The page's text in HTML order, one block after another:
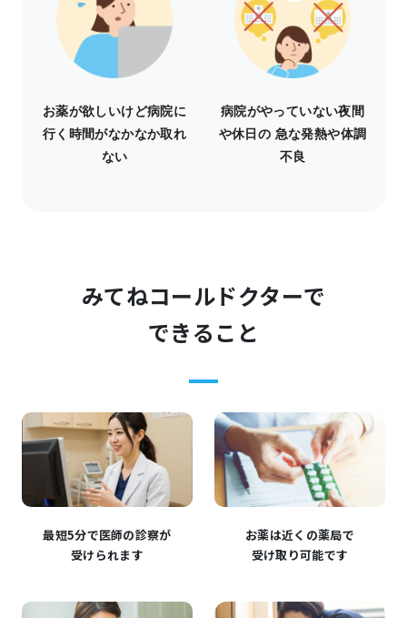
お薬が欲しいけど病院に
行く時間がなかなか取れ
ない
病院がやっていない夜間
や休日の 急な発熱や体調
不良
みてねコールドクターで
できること
最短5分で医師の診察が
受けられます
お薬は近くの薬局で
受け取り可能です